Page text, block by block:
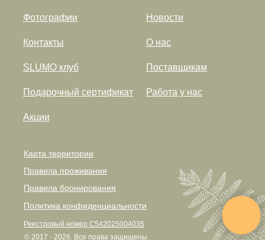
Акции
О нас
SLUMO клуб
Новости
Подарочный сертификат
Фотографии
Политика конфиденциальности
Карта территории
Реестровый номер С542025004035
Правила проживания
Правила бронирования
© 2017 - 2026. Все права защищены.
Работа у нас
Поставщикам
Контакты